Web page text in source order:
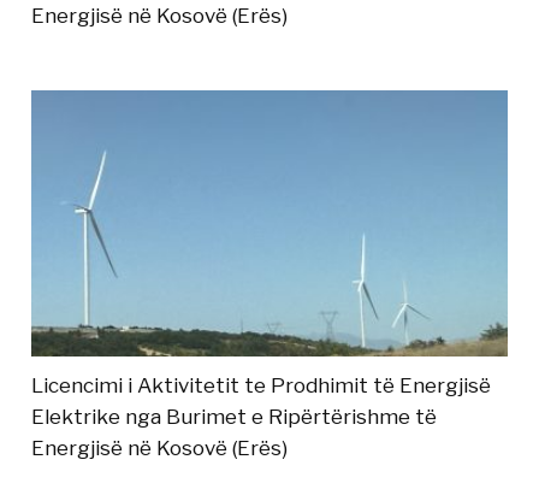
Energjisë në Kosovë (Erës)
Licencimi i Aktivitetit te Prodhimit të Energjisë
Elektrike nga Burimet e Ripërtërishme të
Energjisë në Kosovë (Erës)